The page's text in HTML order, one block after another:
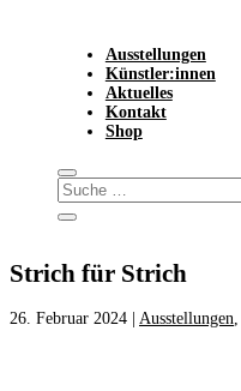
Ausstellungen
Künstler:innen
Aktuelles
Kontakt
Shop
Strich für Strich
26. Februar 2024 Ausstellungen,